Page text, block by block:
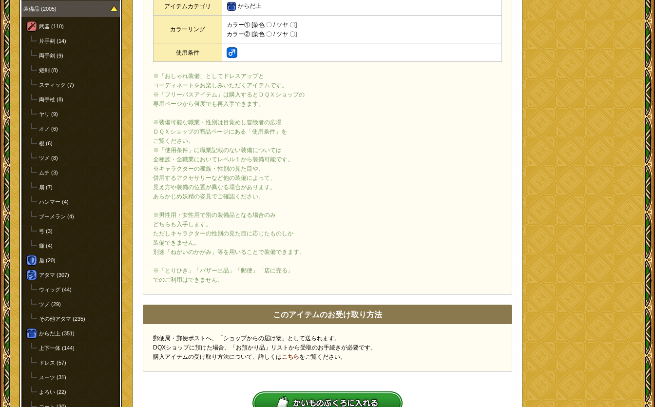
装備品 (2005)
武器 (110)
片手剣 (14)
両手剣 (9)
短剣 (8)
スティック (7)
両手杖 (8)
ヤリ (9)
オノ (6)
棍 (6)
ツメ (8)
ムチ (3)
扇 (7)
ハンマー (4)
ブーメラン (4)
弓 (3)
鎌 (4)
盾 (20)
アタマ (307)
ウィッグ (44)
ツノ (29)
その他アタマ (235)
からだ上 (351)
上下一体 (144)
ドレス (57)
スーツ (31)
よろい (22)
アイテムカテゴリ からだ上
カラーリング
カラー① [染色 〇 / ツヤ 〇]
カラー② [染色 〇 / ツヤ 〇]
使用条件
※「おしゃれ装備」としてドレスアップと
コーディネートをお楽しみいただくアイテムです。
※「フリーパスアイテム」は購入するとＤＱＸショップの
専用ページから何度でも再入手できます。
※装備可能な職業・性別は目覚めし冒険者の広場
ＤＱＸショップの商品ページにある「使用条件」を
ご覧ください。
※「使用条件」に職業記載のない装備については
全種族・全職業においてレベル１から装備可能です。
※キャラクターの種族・性別の見た目や、
併用するアクセサリーなど他の装備によって、
見え方や装備の位置が異なる場合があります。
あらかじめ妖精の姿見でご確認ください。
※男性用・女性用で別の装備品となる場合のみ
どちらも入手します。
ただしキャラクターの性別の見た目に応じたものしか
装備できません。
別途「ねがいのかがみ」等を用いることで装備できます。
※「とりひき」「バザー出品」「郵便」「店に売る」
でのご利用はできません。
このアイテムのお受け取り方法
郵便局・郵便ポストへ、「ショップからの届け物」として送られます。
DQXショップに預けた場合、「お預かり品」リストから受取のお手続きが必要です。
購入アイテムの受け取り方法について、詳しくはこちらをご覧ください。